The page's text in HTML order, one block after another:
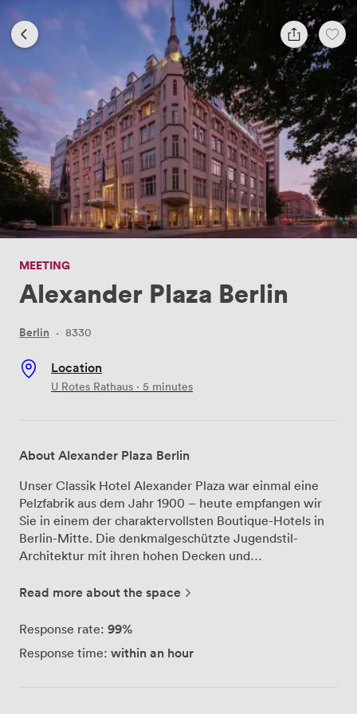
MEETING
Alexander Plaza Berlin
Berlin · 8330
Location
U Rotes Rathaus · 5 minutes
About Alexander Plaza Berlin
Unser Classik Hotel Alexander Plaza war einmal eine
Pelzfabrik aus dem Jahr 1900 – heute empfangen wir
Sie in einem der charaktervollsten Boutique-Hotels in
Berlin-Mitte. Die denkmalgeschützte Jugendstil-
Architektur mit ihren hohen Decken und
Arbeitsatmosphäre, die sich deutlich von gewöhnlichen
Tagungen stehen Ihnen mehrere flexible Räume zur
Personen einrichten können. Die moderne
Read more about the space
Response rate: 99%
Response time: within an hour